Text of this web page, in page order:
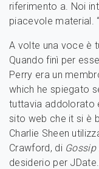
riferimento a. Noi
piacevole material. “
A volte una voce è
Quando finì per
Perry era un
which he spiegato
tuttavia addolorato
sito web che it si è
Charlie Sheen
Crawford, di
desiderio per